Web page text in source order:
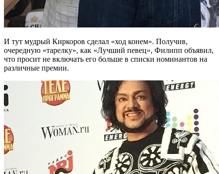
И тут мудрый Киркоров сделал «ход конем». Получив,
очередную «тарелку», как «Лучший певец», Филипп объявил,
что просит не включать его больше в списки номинантов на
различные премии.